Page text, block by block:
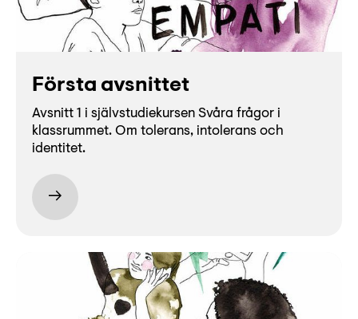
Första avsnittet
Avsnitt 1 i självstudiekursen Svåra frågor i
klassrummet. Om tolerans, intolerans och
identitet.